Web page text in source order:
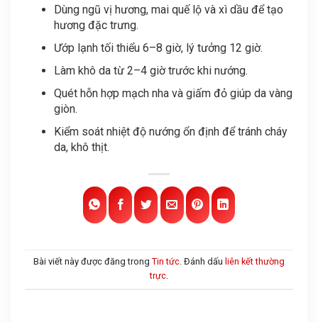
Dùng ngũ vị hương, mai quế lộ và xì dầu để tạo
hương đặc trưng.
Ướp lạnh tối thiểu 6–8 giờ, lý tưởng 12 giờ.
Làm khô da từ 2–4 giờ trước khi nướng.
Quét hỗn hợp mạch nha và giấm đỏ giúp da vàng
giòn.
Kiểm soát nhiệt độ nướng ổn định để tránh cháy
da, khô thịt.
Bài viết này được đăng trong Tin tức. Đánh dấu liên kết thường
trực.